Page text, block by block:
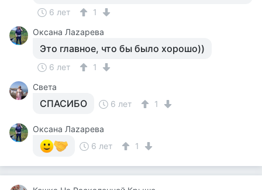
6 лет
1
Оксана Лаzaрева
Это главное, что бы было хорошо))
6 лет
1
Света
СПАСИБО 6 лет 1
Оксана Лаzaрева
6 лет
1